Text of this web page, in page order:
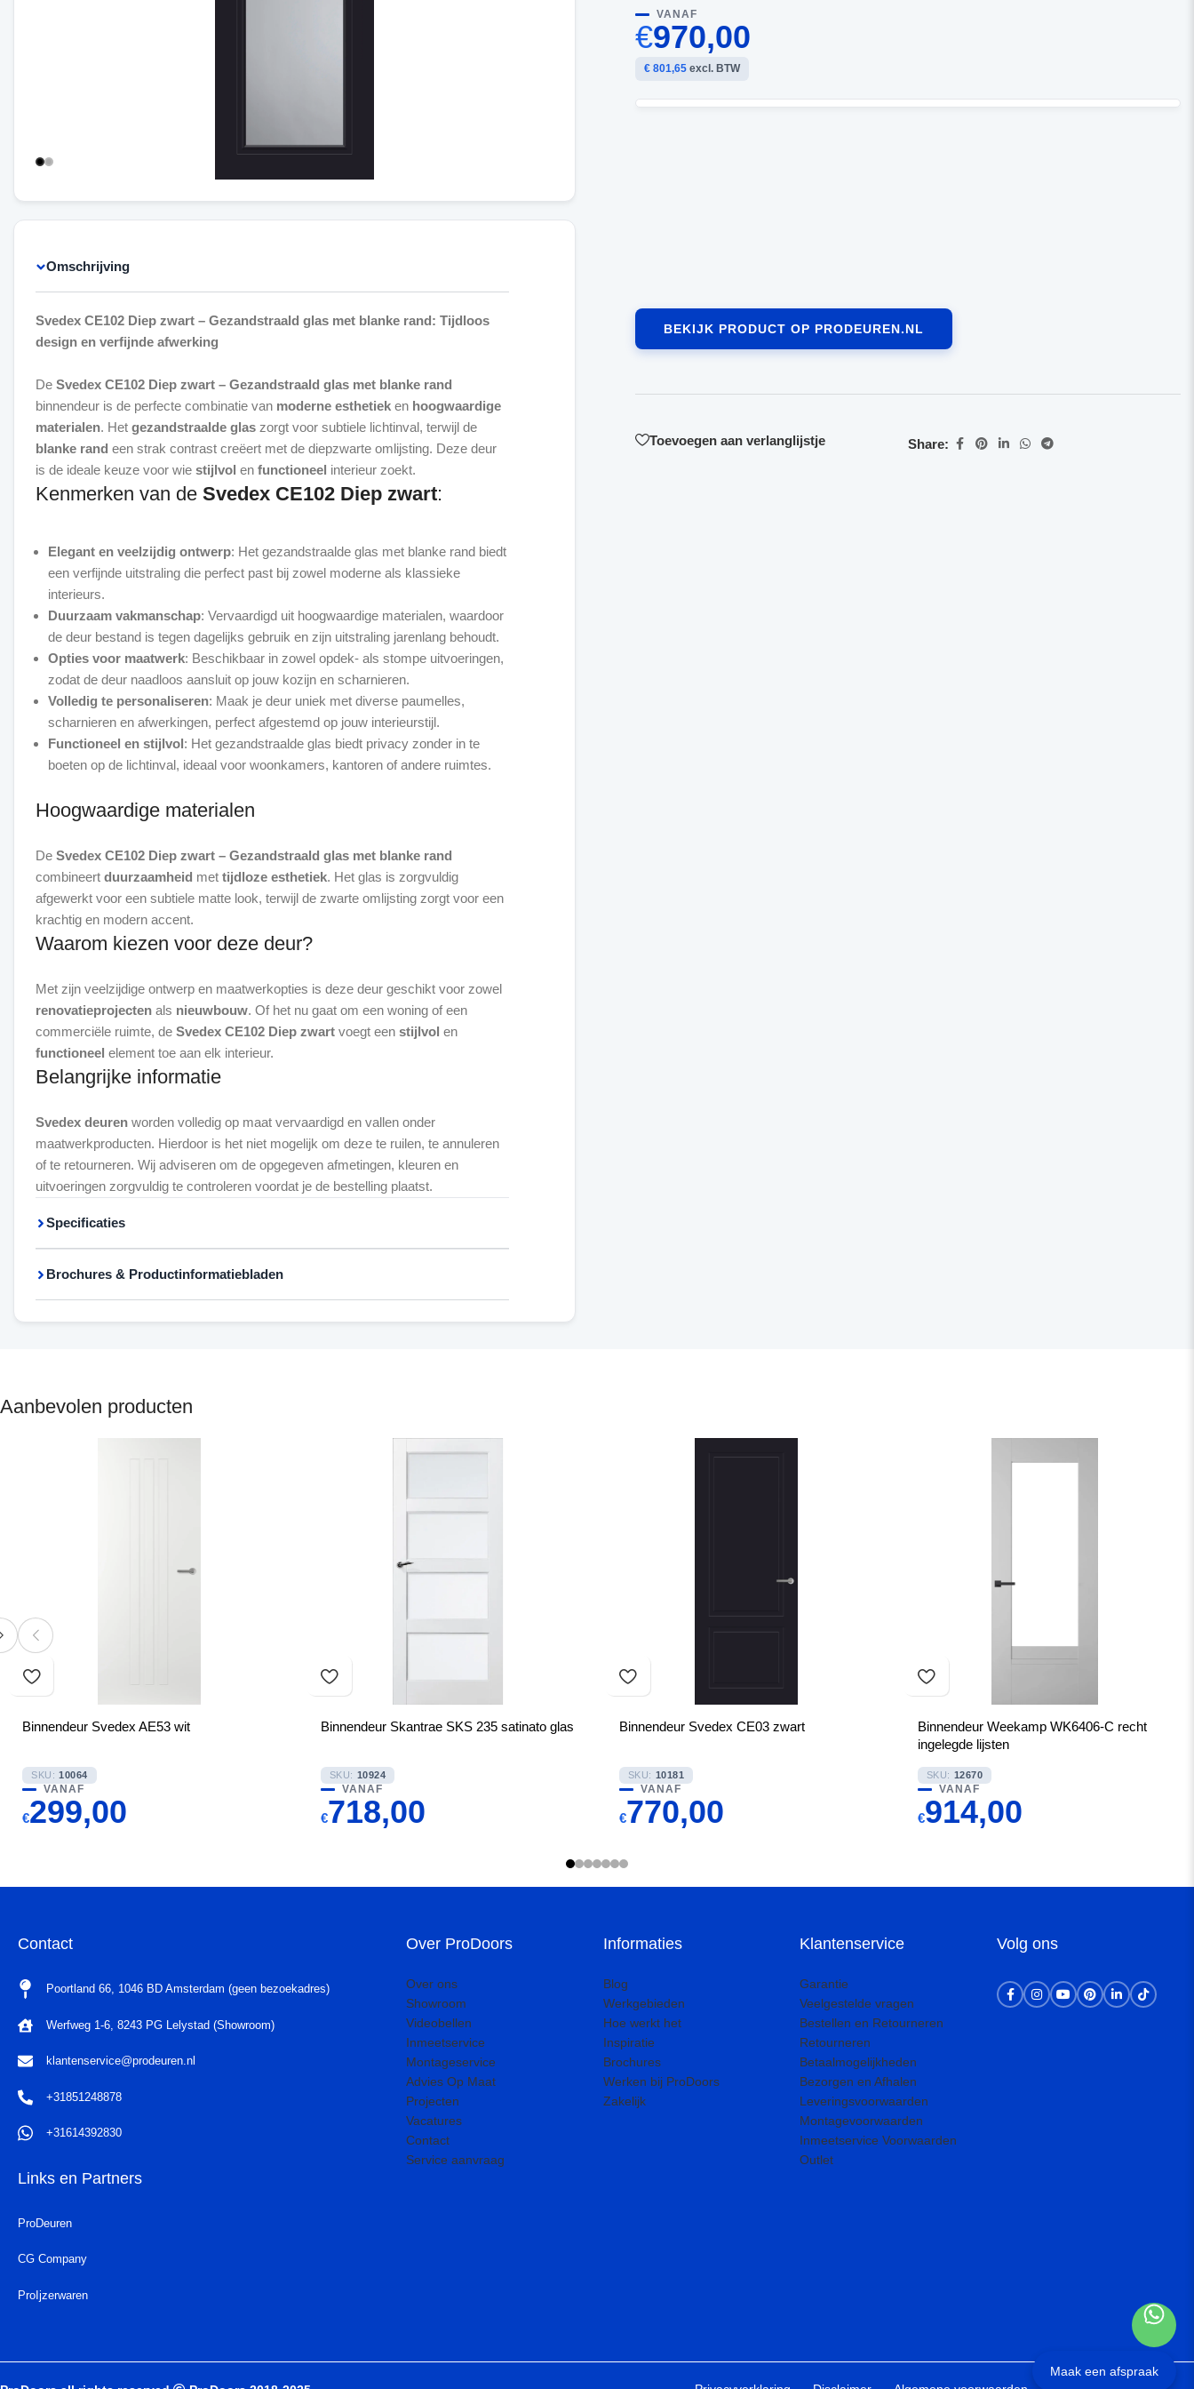
Omschrijving
Svedex CE102 Diep zwart – Gezandstraald glas met blanke rand: Tijdloos
design en verfijnde afwerking
De Svedex CE102 Diep zwart – Gezandstraald glas met blanke rand
binnendeur is de perfecte combinatie van moderne esthetiek en hoogwaardige
materialen. Het gezandstraalde glas zorgt voor subtiele lichtinval, terwijl de
blanke rand een strak contrast creëert met de diepzwarte omlijsting. Deze deur
is de ideale keuze voor wie stijlvol en functioneel
Kenmerken van de Svedex CE102 Diep zwart:
Elegant en veelzijdig ontwerp: Het gezandstraalde glas met blanke rand biedt
een verfijnde uitstraling die perfect past bij zowel moderne als klassieke
interieurs.
Duurzaam vakmanschap: Vervaardigd uit hoogwaardige materialen, waardoor
de deur bestand is tegen dagelijks gebruik en zijn uitstraling jarenlang behoudt.
Opties voor maatwerk: Beschikbaar in zowel opdek- als stompe uitvoeringen,
zodat de deur naadloos aansluit op jouw kozijn en scharnieren.
Volledig te personaliseren: Maak je deur uniek met diverse paumelles,
scharnieren en afwerkingen, perfect afgestemd op jouw interieurstijl.
Functioneel en stijlvol: Het gezandstraalde glas biedt privacy zonder in te
boeten op de lichtinval, ideaal voor woonkamers, kantoren of andere ruimtes.
Hoogwaardige materialen
De Svedex CE102 Diep zwart – Gezandstraald glas met blanke rand
combineert duurzaamheid met tijdloze esthetiek. Het glas is zorgvuldig
afgewerkt voor een subtiele matte look, terwijl de zwarte omlijsting zorgt voor een
Waarom kiezen voor deze deur?
Met zijn veelzijdige ontwerp en maatwerkopties is deze deur geschikt voor zowel
renovatieprojecten als nieuwbouw. Of het nu gaat om een woning of een
commerciële ruimte, de Svedex CE102 Diep zwart voegt een stijlvol en
functioneel
Belangrijke informatie
Svedex deuren worden volledig op maat vervaardigd en vallen onder
maatwerkproducten. Hierdoor is het niet mogelijk om deze te ruilen, te annuleren
of te retourneren. Wij adviseren om de opgegeven afmetingen, kleuren en
uitvoeringen zorgvuldig te controleren voordat je de bestelling plaatst.
Specificaties
Brochures & Productinformatiebladen
VANAF
€970,00
€ 801,65 excl. BTW
BEKIJK PRODUCT OP PRODEUREN.NL
Toevoegen aan verlanglijstje Share:
Aanbevolen producten
Binnendeur Svedex AE53 wit
SKU: 10064
VANAF
€299,00
Binnendeur Skantrae SKS 235 satinato glas
SKU: 10924
VANAF
€718,00
Binnendeur Svedex CE03 zwart
SKU: 10181
VANAF
€770,00
Binnendeur Weekamp WK6406-C recht
ingelegde lijsten
SKU: 12670
VANAF
€914,00
Contact
Poortland 66, 1046 BD Amsterdam (geen bezoekadres)
Werfweg 1-6, 8243 PG Lelystad (Showroom)
klantenservice@prodeuren.nl
+31851248878
+31614392830
Links en Partners
ProDeuren
CG Company
ProIjzerwaren
Over ProDoors
Over ons
Showroom
Videobellen
Inmeetservice
Montageservice
Advies Op Maat
Projecten
Vacatures
Contact
Service aanvraag
Informaties
Blog
Werkgebieden
Hoe werkt het
Inspiratie
Brochures
Werken bij ProDoors
Zakelijk
Klantenservice
Garantie
Veelgestelde vragen
Bestellen en Retourneren
Retourneren
Betaalmogelijkheden
Bezorgen en Afhalen
Leveringsvoorwaarden
Montagevoorwaarden
Inmeetservice Voorwaarden
Outlet
Volg ons
Maak een afspraak